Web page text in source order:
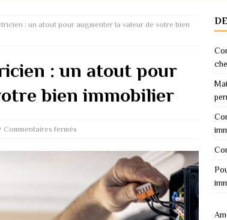
: un atout pour augmenter la valeur de votre bien
: un atout pour
bien immobilier
Commentaires fermés